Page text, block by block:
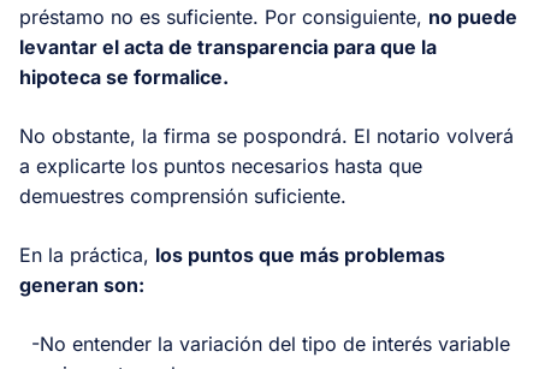
préstamo no es suficiente. Por consiguiente, no puede
levantar el acta de transparencia para que la
hipoteca se formalice.
No obstante, la firma se pospondrá. El notario volverá
a explicarte los puntos necesarios hasta que
demuestres comprensión suficiente.
En la práctica, los puntos que más problemas
generan son:
-No entender la variación del tipo de interés variable